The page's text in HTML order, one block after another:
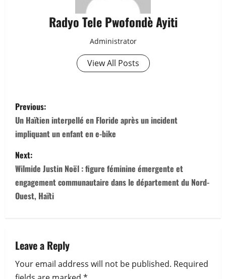
Radyo Tele Pwofondè Ayiti
Administrator
View All Posts
P
o
s
t
n
i
g
Previous:
Un Haïtien interpellé en Floride après un incident
impliquant un enfant en e-bike
Next:
Wilmide Justin Noël : figure féminine émergente et
engagement communautaire dans le département du Nord-
Ouest, Haïti
Leave a Reply
Your email address will not be published. Required